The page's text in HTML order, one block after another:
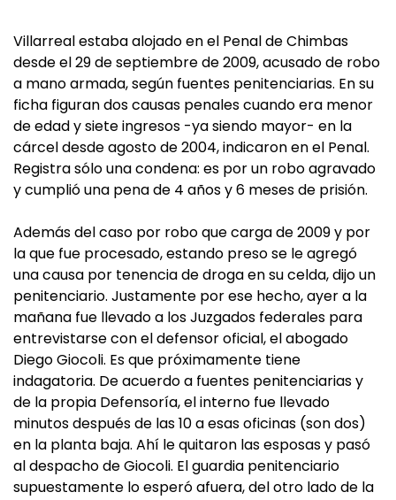
Villarreal estaba alojado en el Penal de Chimbas
desde el 29 de septiembre de 2009, acusado de robo
a mano armada, según fuentes penitenciarias. En su
ficha figuran dos causas penales cuando era menor
de edad y siete ingresos -ya siendo mayor- en la
cárcel desde agosto de 2004, indicaron en el Penal.
Registra sólo una condena: es por un robo agravado
y cumplió una pena de 4 años y 6 meses de prisión.
Además del caso por robo que carga de 2009 y por
la que fue procesado, estando preso se le agregó
una causa por tenencia de droga en su celda, dijo un
penitenciario. Justamente por ese hecho, ayer a la
mañana fue llevado a los Juzgados federales para
entrevistarse con el defensor oficial, el abogado
Diego Giocoli. Es que próximamente tiene
indagatoria. De acuerdo a fuentes penitenciarias y
de la propia Defensoría, el interno fue llevado
minutos después de las 10 a esas oficinas (son dos)
en la planta baja. Ahí le quitaron las esposas y pasó
al despacho de Giocoli. El guardia penitenciario
supuestamente lo esperó afuera, del otro lado de la